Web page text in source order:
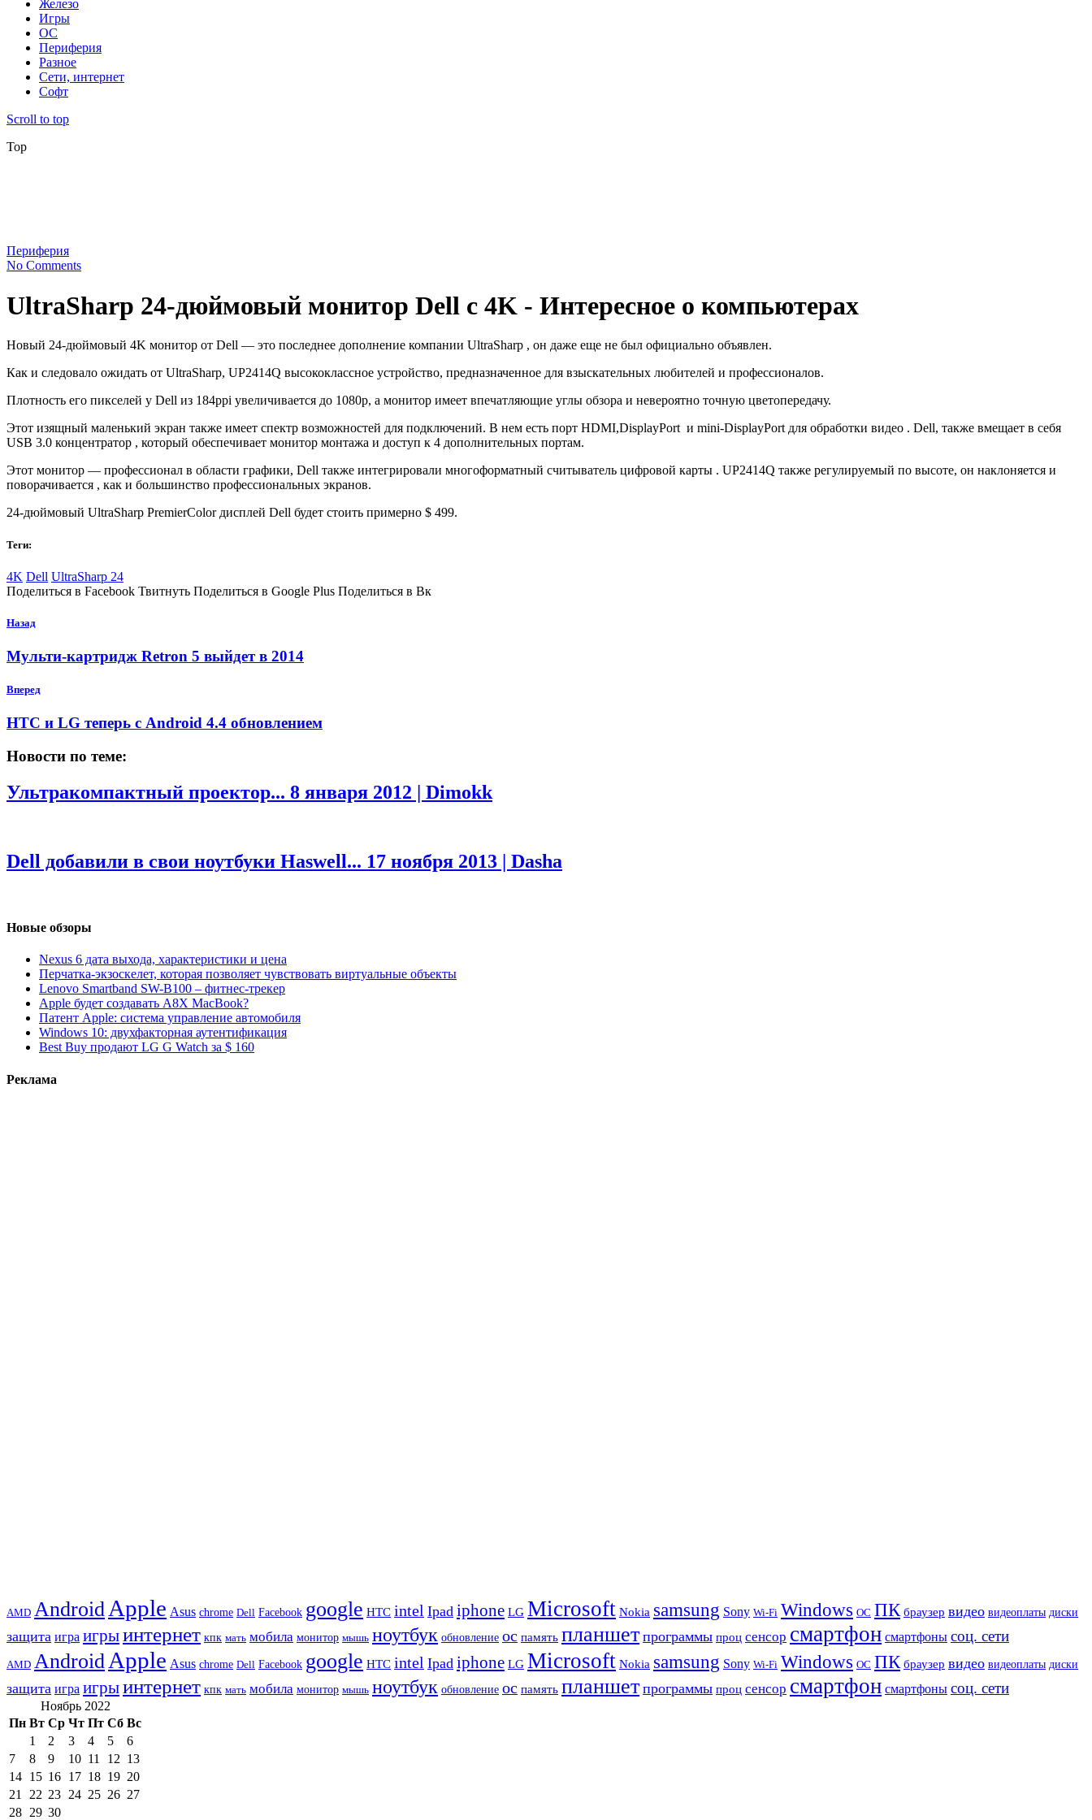
Железо
Игры
ОС
Периферия
Разное
Сети, интернет
Софт
Scroll to top
Top
Периферия
No Comments
UltraSharp 24-дюймовый монитор Dell с 4K - Интересное о компьютерах
Новый 24-дюймовый 4K монитор от Dell — это последнее дополнение компании UltraSharp , он даже еще не был официально объявлен.
Как и следовало ожидать от UltraSharp, UP2414Q высококлассное устройство, предназначенное ​​для взыскательных любителей и профессионалов.
Плотность его пикселей у Dell из 184ppi увеличивается до 1080p, а монитор имеет впечатляющие углы обзора и невероятно точную цветопередачу.
Этот изящный маленький экран также имеет спектр возможностей для подключений. В нем есть порт HDMI,DisplayPort и mini-DisplayPort для обработки видео . Dell, также вмещает в себя
USB 3.0 концентратор , который обеспечивает монитор монтажа и доступ к 4 дополнительных портам.
Этот монитор — профессионал в области графики, Dell также интегрировали многоформатный считыватель цифровой карты . UP2414Q также регулируемый по высоте, он наклоняется и
поворачивается , как и большинство профессиональных экранов.
24-дюймовый UltraSharp PremierColor дисплей Dell будет стоить примерно $ 499.
Теги:
4K Dell UltraSharp 24
Поделиться в Facebook Твитнуть Поделиться в Google Plus Поделиться в Вк
Назад
Мульти-картридж Retron 5 выйдет в 2014
Вперед
HTC и LG теперь с Android 4.4 обновлением
Новости по теме:
Ультракомпактный проектор... 8 января 2012 | Dimokk
Dell добавили в свои ноутбуки Haswell... 17 ноября 2013 | Dasha
Новые обзоры
Nexus 6 дата выхода, характеристики и цена
Перчатка-экзоскелет, которая позволяет чувствовать виртуальные объекты
Lenovo Smartband SW-B100 – фитнес-трекер
Apple будет создавать A8X MacBook?
Патент Apple: система управление автомобиля
Windows 10: двухфакторная аутентификация
Best Buy продают LG G Watch за $ 160
Реклама
AMD Android Apple Asus chrome Dell Facebook google HTC intel Ipad iphone LG Microsoft Nokia samsung Sony Wi-Fi Windows ОС ПК браузер видео видеоплаты диски
защита игра игрыинтернет кпк мать мобила монитор мышь ноутбук обновление ос память планшет программы проц сенсор смартфон смартфоны соц. сети
AMD Android Apple Asus chrome Dell Facebook google HTC intel Ipad iphone LG Microsoft Nokia samsung Sony Wi-Fi Windows ОС ПК браузер видео видеоплаты диски
защита игра игрыинтернет кпк мать мобила монитор мышь ноутбук обновление ос память планшет программы проц сенсор смартфон смартфоны соц. сети
Ноябрь 2022
Пн Вт Ср Чт Пт Сб Вс
1
2 3 4 5
6
7
8 9 10 11 12 13
14 15 16 17 18 19 20
21
22 23 24 25 26 27
28 29 30